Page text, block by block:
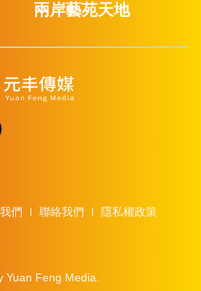
兩岸藝苑天地
們 聯絡我們
隱私權政策
Feng Media.